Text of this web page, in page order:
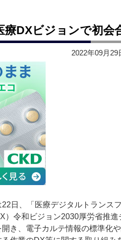
療DXビジョンで初会
2022年09月29
日、「医療デジタルトランス
）令和ビジョン2030厚労省推進
開き、電子カルテ情報の標準化